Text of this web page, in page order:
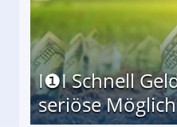
I❶I Schnell
seriöse